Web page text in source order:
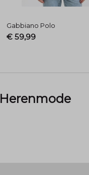
Gabbiano Polo
€ 59,99
Herenmode